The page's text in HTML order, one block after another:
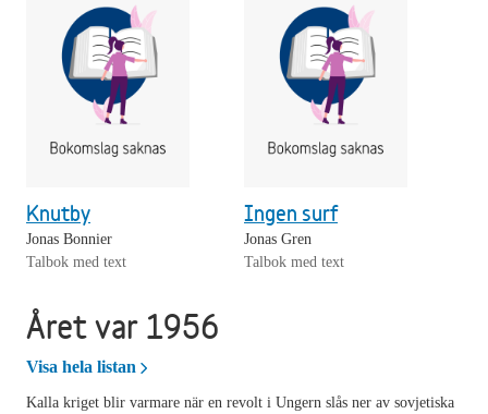
Knutby
Jonas Bonnier
Talbok med text
Ingen surf
Jonas Gren
Talbok med text
Året var 1956
Visa hela listan Året var 1956
Kalla kriget blir varmare när en revolt i Ungern slås ner av sovjetiska